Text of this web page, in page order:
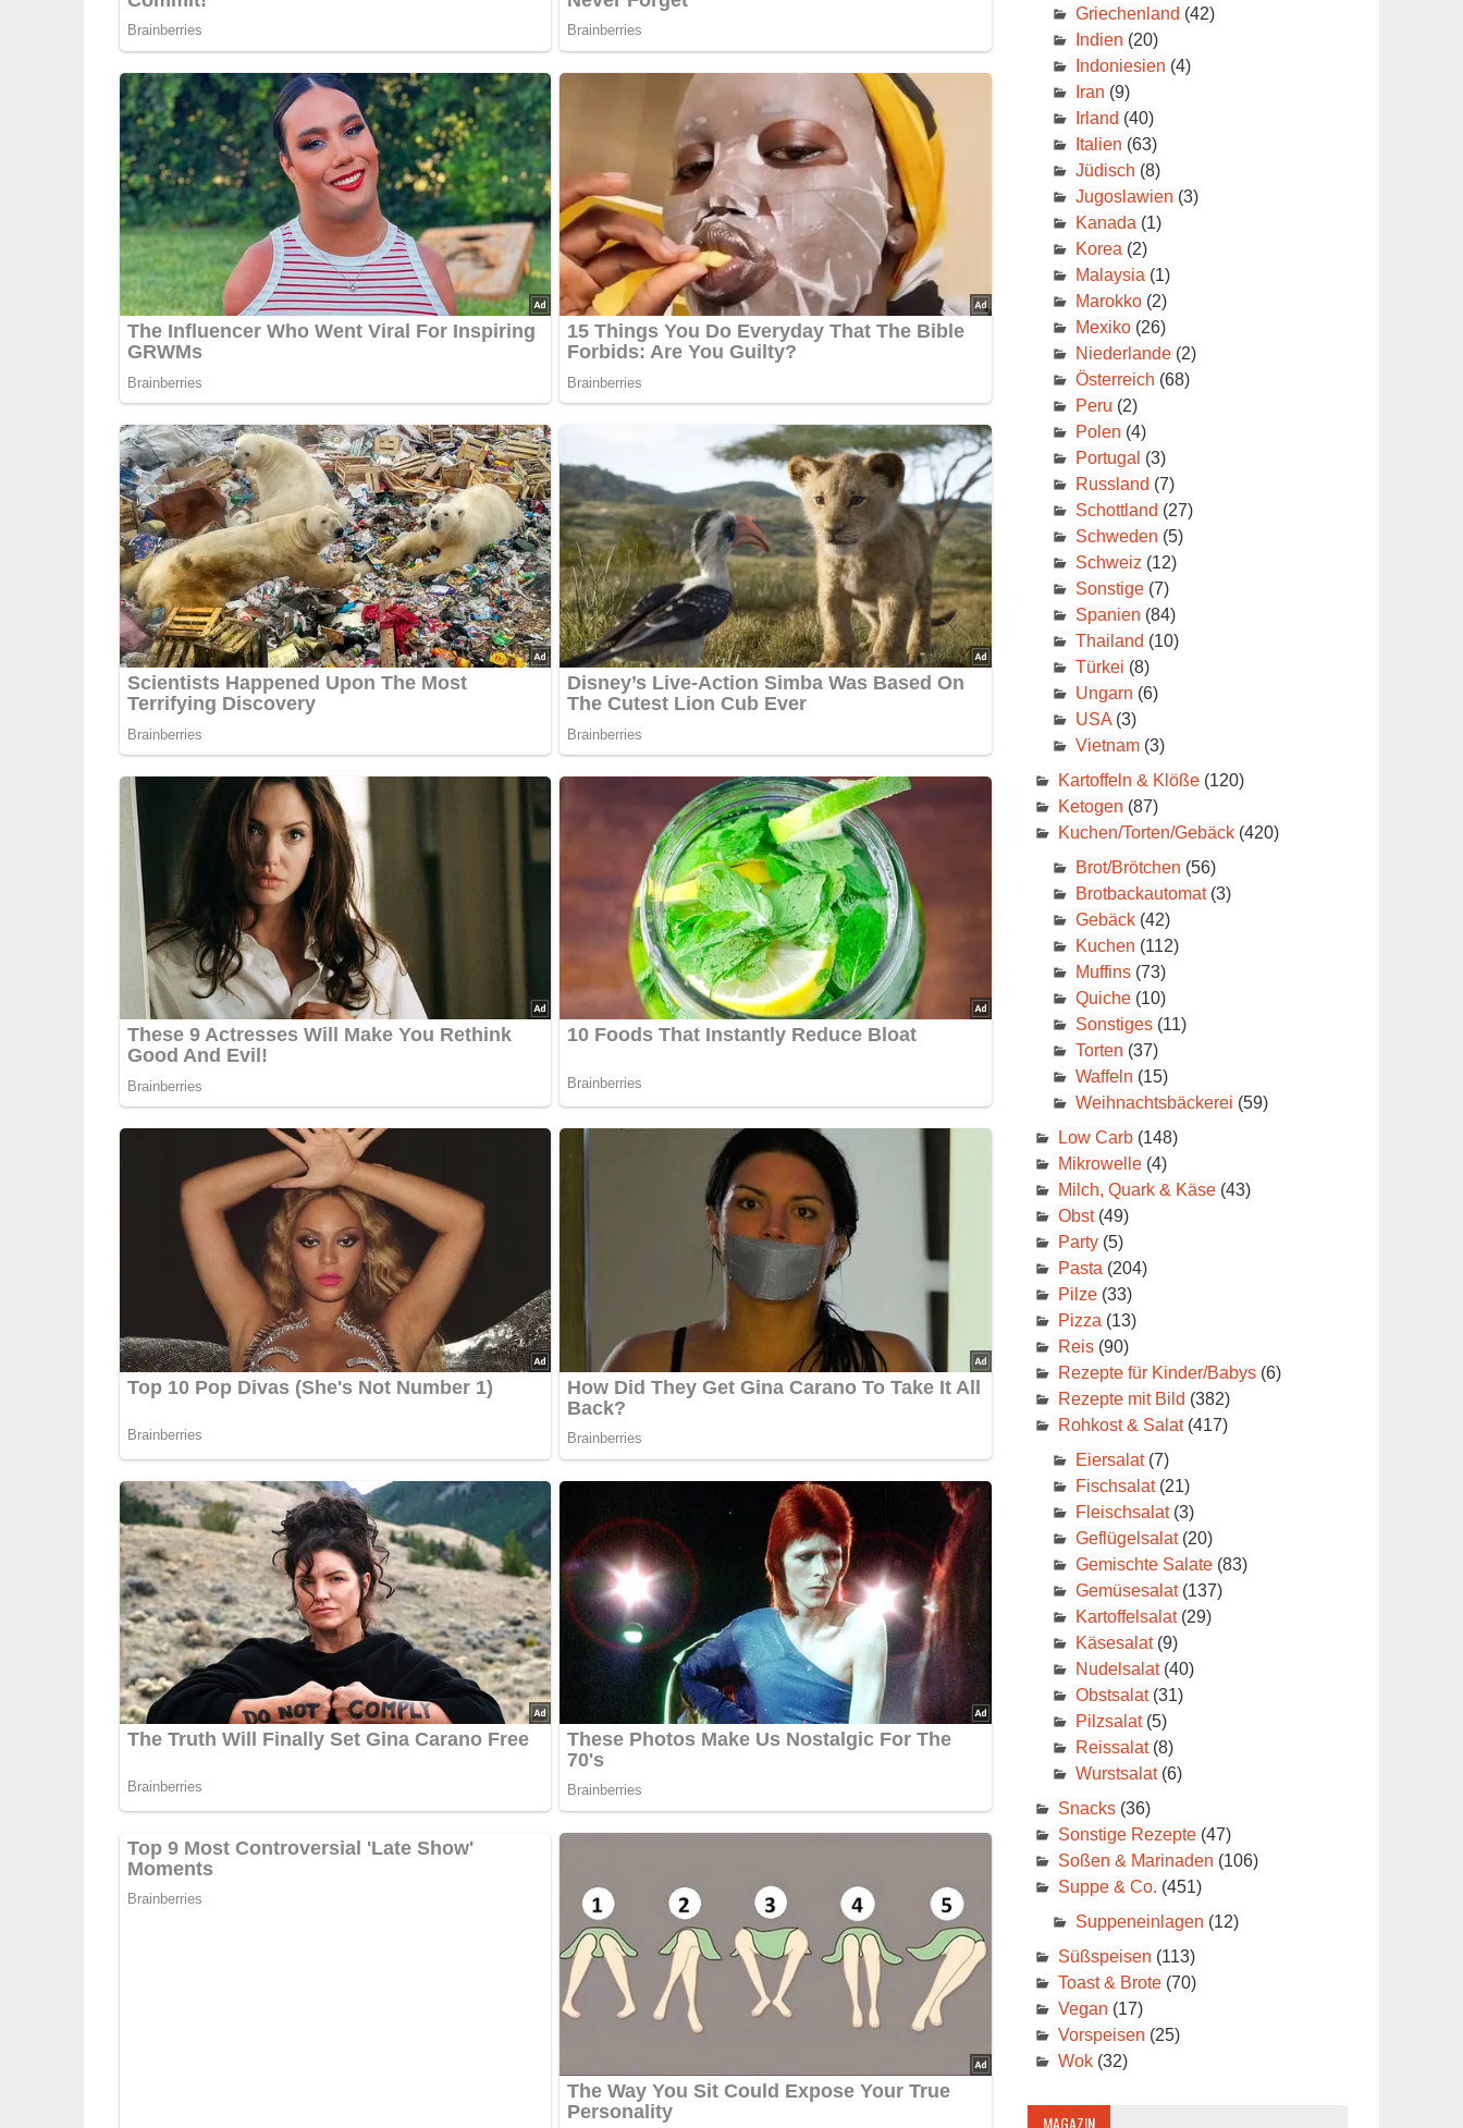
5/5(1 Bewertung)
Griechenland (42)
Indien (20)
Indoniesien (4)
Iran (9)
Irland (40)
Italien (63)
Jüdisch (8)
Jugoslawien (3)
Kanada (1)
Korea (2)
Malaysia (1)
Marokko(2)
Mexiko(26)
Niederlande(2)
Österreich (68)
Peru (2)
Polen (4)
Portugal (3)
Russland (7)
Schottland (27)
Schweden (5)
Schweiz (12)
Sonstige(7)
Spanien (84)
Thailand (10)
Türkei (8)
Ungarn (6)
USA(3)
Vietnam(3)
Kartoffeln & Klöße(120)
Ketogen (87)
Kuchen/Torten/Gebäck(420)
Brot/Brötchen (56)
Brotbackautomat(3)
Gebäck(42)
Kuchen (112)
Muffins(73)
Quiche(10)
Sonstiges(11)
Torten (37)
Waffeln (15)
Weihnachtsbäckerei (59)
Low Carb(148)
Mikrowelle(4)
Milch, Quark & Käse(43)
Obst(49)
Party(5)
Pasta (204)
Pilze(33)
Pizza (13)
Reis(90)
Rezepte für Kinder/Babys(6)
Rezepte mit Bild (382)
Rohkost & Salat(417)
Eiersalat(7)
Fischsalat(21)
Fleischsalat(3)
Geflügelsalat(20)
Gemischte Salate(83)
Gemüsesalat(137)
Kartoffelsalat(29)
Käsesalat(9)
Nudelsalat(40)
Obstsalat(31)
Pilzsalat(5)
Reissalat(8)
Wurstsalat(6)
Snacks(36)
Sonstige Rezepte(47)
Soßen & Marinaden (106)
Suppe & Co. (451)
Suppeneinlagen (12)
Süßspeisen (113)
Toast & Brote(70)
Vegan (17)
Vorspeisen (25)
Wok(32)